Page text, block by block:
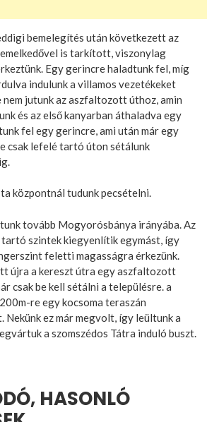
bemelegítés után következett az
emelkedővel is tarkított, viszonylag
Egy gerincre haladtunk fel, míg
indulunk a villamos vezetékeket
nem jutunk az aszfaltozott úthoz, amin
és az első kanyarban áthaladva egy
fel egy gerincre, ami után már egy
csak lefelé tartó úton sétálunk
központnál tudunk pecsételni.
tovább Mogyorósbánya irányába. Az
tartó szintek kiegyenlítik egymást, így
feletti magasságra érkezünk.
újra a kereszt útra egy aszfaltozott
csak be kell sétálni a településre. a
re egy kocsoma teraszán
Nekünk ez már megvolt, így leültunk a
a szomszédos Tátra induló buszt.
HASONLÓ